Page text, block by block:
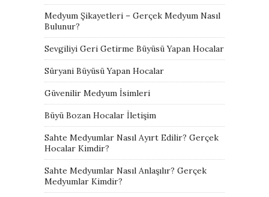
Medyum Şikayetleri – Gerçek Medyum Nasıl
Bulunur?
Sevgiliyi Geri Getirme Büyüsü Yapan Hocalar
Süryani Büyüsü Yapan Hocalar
Güvenilir Medyum İsimleri
Büyü Bozan Hocalar İletişim
Sahte Medyumlar Nasıl Ayırt Edilir? Gerçek
Hocalar Kimdir?
Sahte Medyumlar Nasıl Anlaşılır? Gerçek
Medyumlar Kimdir?